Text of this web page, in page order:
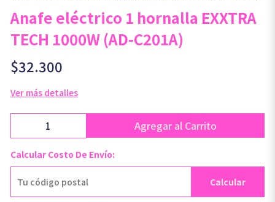
Anafe eléctrico 1 hornalla EXXTRA
TECH 1000W (AD-C201A)
$32.300
Ver más detalles
Agregar al Carrito
Calcular Costo De Envío:
Calcular